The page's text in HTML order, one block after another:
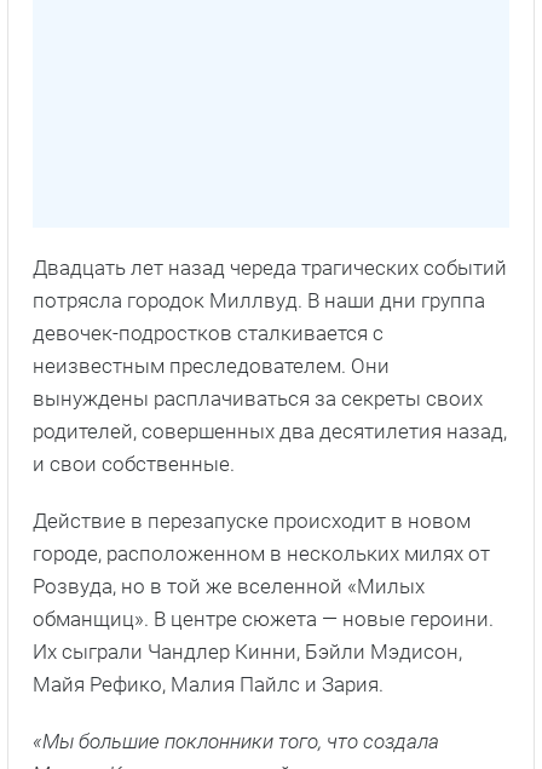
Двадцать лет назад череда трагических событий
потрясла городок Миллвуд. В наши дни группа
девочек-подростков сталкивается с
неизвестным преследователем. Они
вынуждены расплачиваться за секреты своих
родителей, совершенных два десятилетия назад,
и свои собственные.
Действие в перезапуске происходит в новом
городе, расположенном в нескольких милях от
Розвуда, но в той же вселенной «Милых
обманщиц». В центре сюжета — новые героини.
Их сыграли Чандлер Кинни, Бэйли Мэдисон,
Майя Рефико, Малия Пайлс и Зария.
«Мы большие поклонники того, что создала